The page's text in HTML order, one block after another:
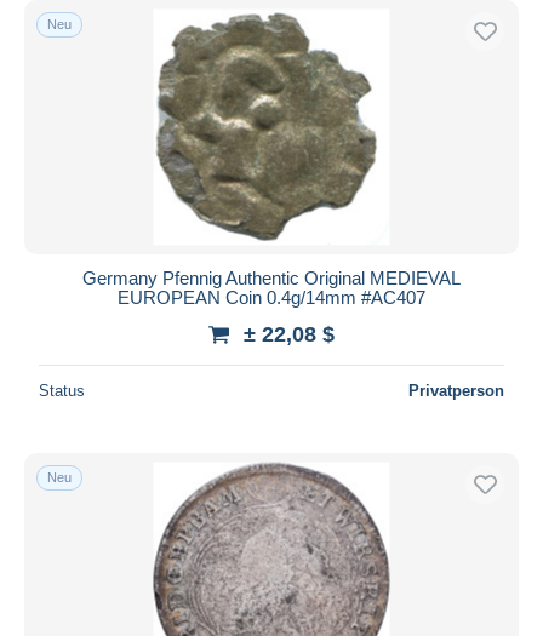
Neu
Germany Pfennig Authentic Original MEDIEVAL
EUROPEAN Coin 0.4g/14mm #AC407
± 22,08 $
Status Privatperson
Neu